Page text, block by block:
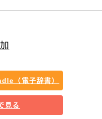
（電子辞書）
見る